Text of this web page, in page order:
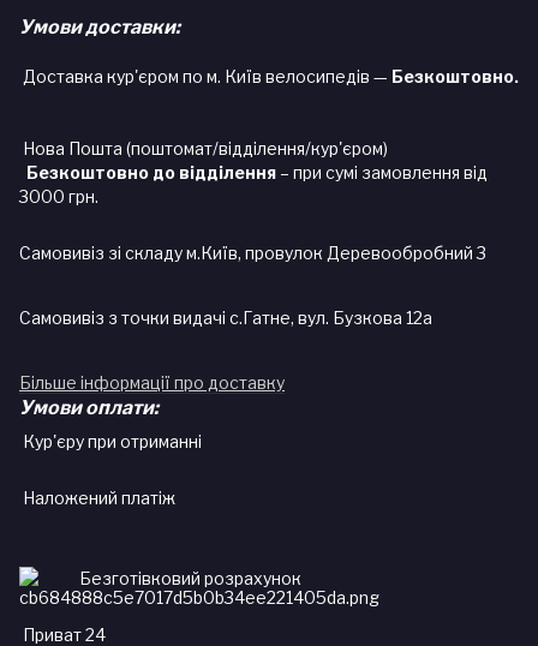
Умови доставки:
Доставка кур'єром по м. Київ велосипедів — Безкоштовно.
Нова Пошта (поштомат/відділення/кур'єром)
Безкоштовно до відділення – при сумі замовлення від
3000 грн.
Самовивіз зі складу м.Київ, провулок Деревообробний 3
Самовивіз з точки видачі с.Гатне, вул. Бузкова 12а
Більше інформації про доставку
Умови оплати:
Кур'єру при отриманні
Наложений платіж
Безготівковий розрахунок
Приват 24